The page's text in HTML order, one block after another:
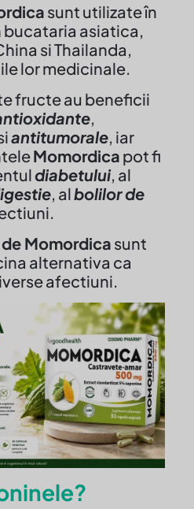
sunt utilizate în
asiatica,
si Thailanda,
lor medicinale.
fructe au beneficii
,
antitumorale, iar
Momordica pot fi
diabetului, al
, albolilor de
Momordica sunt
alternativa ca
afectiuni.